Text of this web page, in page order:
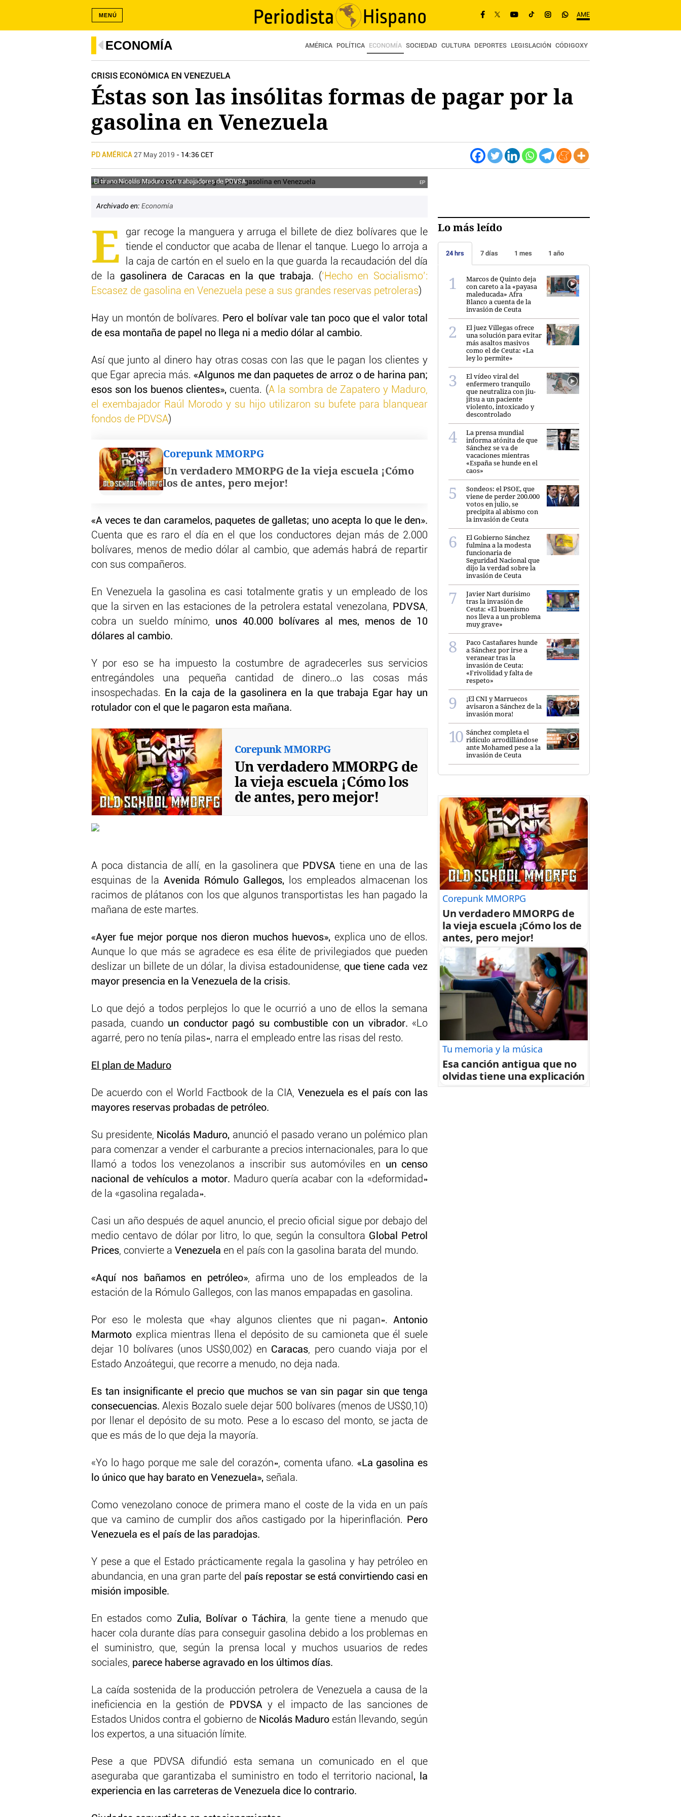
AME
MENÚ
ECONOMÍA AMÉRICA POLÍTICA ECONOMÍA SOCIEDAD CULTURA DEPORTES LEGISLACIÓN CÓDIGOXY
CRISIS ECONÓMICA EN VENEZUELA
Éstas son las insólitas formas de pagar por la
gasolina en Venezuela
PD AMÉRICA 27 May 2019 - 14:36 CET
El tirano Nicolás Maduro con trabajadores de PDVSA. EP
Archivado en: Economía
E
gar recoge la manguera y arruga el billete de diez bolívares que le
tiende el conductor que acaba de llenar el tanque. Luego lo arroja a
la caja de cartón en el suelo en la que guarda la recaudación del día
de la gasolinera de Caracas en la que trabaja. (‘Hecho en Socialismo’:
Escasez de gasolina en Venezuela pese a sus grandes reservas petroleras)
Hay un montón de bolívares. Pero el bolívar vale tan poco que el valor total
de esa montaña de papel no llega ni a medio dólar al cambio.
Así que junto al dinero hay otras cosas con las que le pagan los clientes y
que Egar aprecia más. «Algunos me dan paquetes de arroz o de harina pan;
esos son los buenos clientes», cuenta. (A la sombra de Zapatero y Maduro,
el exembajador Raúl Morodo y su hijo utilizaron su bufete para blanquear
fondos de PDVSA)
Corepunk MMORPG
Un verdadero MMORPG de la vieja escuela ¡Cómo
los de antes, pero mejor!
«A veces te dan caramelos, paquetes de galletas; uno acepta lo que le den».
Cuenta que es raro el día en el que los conductores dejan más de 2.000
bolívares, menos de medio dólar al cambio, que además habrá de repartir
con sus compañeros.
En Venezuela la gasolina es casi totalmente gratis y un empleado de los
que la sirven en las estaciones de la petrolera estatal venezolana, PDVSA,
cobra un sueldo mínimo, unos 40.000 bolívares al mes, menos de 10
dólares al cambio.
Y por eso se ha impuesto la costumbre de agradecerles sus servicios
entregándoles una pequeña cantidad de dinero…o las cosas más
insospechadas.
En la caja de la gasolinera en la que trabaja Egar hay un
rotulador con el que le pagaron esta mañana.
Corepunk MMORPG
Un verdadero MMORPG de
la vieja escuela ¡Cómo los
de antes, pero mejor!
A poca distancia de allí, en la gasolinera que PDVSA tiene en una de las
esquinas de la Avenida Rómulo Gallegos, los empleados almacenan los
racimos de plátanos con los que algunos transportistas les han pagado la
mañana de este martes.
«Ayer fue mejor porque nos dieron muchos huevos», explica uno de ellos.
Aunque lo que más se agradece es esa élite de privilegiados que pueden
deslizar un billete de un dólar, la divisa estadounidense, que tiene cada vez
mayor presencia en la Venezuela de la crisis.
Lo que dejó a todos perplejos lo que le ocurrió a uno de ellos la semana
pasada, cuandoun conductor pagó su combustible con un vibrador. «Lo
agarré, pero no tenía pilas», narra el empleado entre las risas del resto.
El plan de Maduro
De acuerdo con el World Factbook de la CIA, Venezuela es el país con las
mayores reservas probadas de petróleo.
Su presidente, Nicolás Maduro, anunció el pasado verano un polémico plan
para comenzar a vender el carburante a precios internacionales, para lo que
llamó a todos los venezolanos a inscribir sus automóviles en un censo
nacional de vehículos a motor. Maduro quería acabar con la «deformidad»
de la «gasolina regalada».
Casi un año después de aquel anuncio, el precio oficial sigue por debajo del
medio centavo de dólar por litro, lo que, según la consultora Global Petrol
Prices, convierte a Venezuela en el país con la gasolina barata del mundo.
«Aquí nos bañamos en petróleo», afirma uno de los empleados de la
estación de la Rómulo Gallegos, con las manos empapadas en gasolina.
Por eso le molesta que «hay algunos clientes que ni pagan». Antonio
Marmoto explica mientras llena el depósito de su camioneta que él suele
dejar 10 bolívares (unos US$0,002) en Caracas, pero cuando viaja por el
Estado Anzoátegui, que recorre a menudo, no deja nada.
Es tan insignificante el precio que muchos se van sin pagar sin que tenga
consecuencias. Alexis Bozalo suele dejar 500 bolívares (menos de US$0,10)
por llenar el depósito de su moto. Pese a lo escaso del monto, se jacta de
que es más de lo que deja la mayoría.
«Yo lo hago porque me sale del corazón», comenta ufano. «La gasolina es
lo único que hay barato en Venezuela», señala.
Como venezolano conoce de primera mano el coste de la vida en un país
que va camino de cumplir dos años castigado por la hiperinflación.
Pero
Venezuela es el país de las paradojas.
Y pese a que el Estado prácticamente regala la gasolina y hay petróleo en
abundancia, en una gran parte del país repostar se está convirtiendo casi en
misión imposible.
En estados como Zulia, Bolívar o Táchira, la gente tiene a menudo que
hacer cola durante días para conseguir gasolina debido a los problemas en
el suministro, que, según la prensa local y muchos usuarios de redes
sociales, parece haberse agravado en los últimos días.
La caída sostenida de la producción petrolera de Venezuela a causa de la
ineficiencia en la gestión de
PDVSA y el impacto de las sanciones de
Estados Unidos contra el gobierno de Nicolás Maduro están llevando, según
los expertos, a una situación límite.
Pese a que PDVSA difundió esta semana un comunicado en el que
aseguraba que garantizaba el suministro en todo el territorio nacional , la
experiencia en las carreteras de Venezuela dice lo contrario.
Lo más leído
24 hrs 7 días 1 mes 1 año
Marcos de Quinto deja
con careto a la «payasa
maleducada» Afra
Blanco a cuenta de la
invasión de Ceuta
El juez Villegas ofrece
una solución para evitar
más asaltos masivos
como el de Ceuta: «La
ley lo permite»
El vídeo viral del
enfermero tranquilo
que neutraliza con jiu-
jitsu a un paciente
violento, intoxicado y
descontrolado
La prensa mundial
informa atónita de que
Sánchez se va de
vacaciones mientras
«España se hunde en el
caos»
Sondeos: el PSOE, que
viene de perder 200.000
votos en julio, se
precipita al abismo con
la invasión de Ceuta
El Gobierno Sánchez
fulmina a la modesta
funcionaria de
Seguridad Nacional que
dijo la verdad sobre la
invasión de Ceuta
Javier Nart durísimo
tras la invasión de
Ceuta: «El buenismo
nos lleva a un problema
muy grave»
Paco Castañares hunde
a Sánchez por irse a
veranear tras la
invasión de Ceuta:
«Frivolidad y falta de
respeto»
¡El CNI y Marruecos
avisaron a Sánchez de la
invasión mora!
Sánchez completa el
ridículo arrodillándose
ante Mohamed pese a la
invasión de Ceuta
Corepunk MMORPG
Un verdadero MMORPG de
la vieja escuela ¡Cómo los de
antes, pero mejor!
Tu memoria y la música
Esa canción antigua que no
olvidas tiene una explicación